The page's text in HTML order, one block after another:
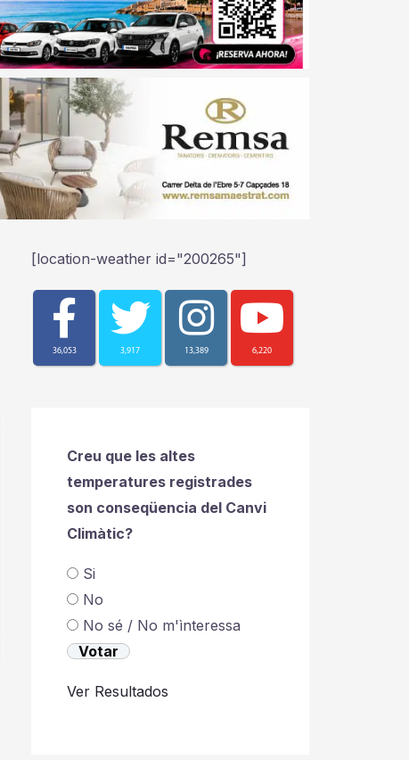
[location-weather id="200265"]
36,053 3,917 13,389 6,220
Creu que les altes
temperatures registrades
son conseqüencia del Canvi
Climàtic?
Si
No
No sé / No m'ìnteressa
Ver Resultados